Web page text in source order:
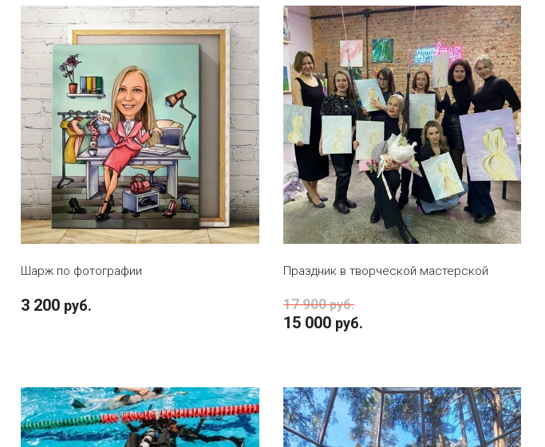
В КОРЗИНУ
Шарж по фотографии
3 200 руб.
В КОРЗИНУ
Праздник в творческой мастерской
17 900 руб.
15 000 руб.